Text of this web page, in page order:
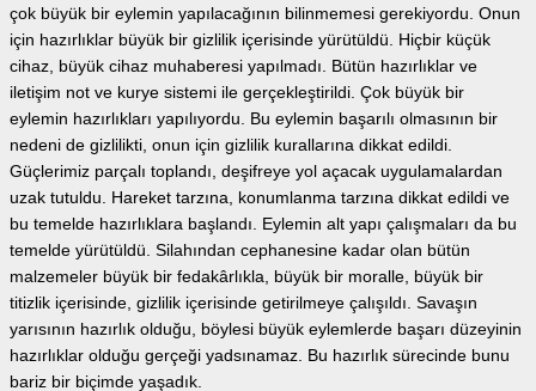
çok büyük bir eylemin yapılacağının bilinmemesi gerekiyordu. Onun
için hazırlıklar büyük bir gizlilik içerisinde yürütüldü. Hiçbir küçük
cihaz, büyük cihaz muhaberesi yapılmadı. Bütün hazırlıklar ve
iletişim not ve kurye sistemi ile gerçekleştirildi. Çok büyük bir
eylemin hazırlıkları yapılıyordu. Bu eylemin başarılı olmasının bir
nedeni de gizlilikti, onun için gizlilik kurallarına dikkat edildi.
Güçlerimiz parçalı toplandı, deşifreye yol açacak uygulamalardan
uzak tutuldu. Hareket tarzına, konumlanma tarzına dikkat edildi ve
bu temelde hazırlıklara başlandı. Eylemin alt yapı çalışmaları da bu
temelde yürütüldü. Silahından cephanesine kadar olan bütün
malzemeler büyük bir fedakârlıkla, büyük bir moralle, büyük bir
titizlik içerisinde, gizlilik içerisinde getirilmeye çalışıldı. Savaşın
yarısının hazırlık olduğu, böylesi büyük eylemlerde başarı düzeyinin
hazırlıklar olduğu gerçeği yadsınamaz. Bu hazırlık sürecinde bunu
bariz bir biçimde yaşadık.